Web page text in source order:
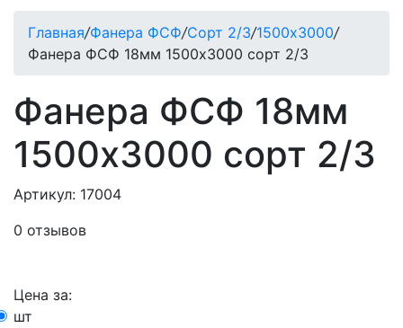
Главная/Фанера ФСФ/Сорт 2/3/1500х3000/
Фанера ФСФ 18мм 1500х3000 сорт 2/3
Фанера ФСФ 18мм
1500х3000 сорт 2/3
Артикул: 17004
0 отзывов
Цена за:
шт